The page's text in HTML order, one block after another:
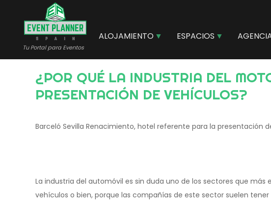
contenido
principal
Tu Portal para Eventos
ALOJAMIENTO ESPACIOS
¿POR QUÉ LA INDUSTRIA DEL MOTOR ELIGE BARCELÓ SEVILLA RENACIMIENTO PARA LA
PRESENTACIÓN DE VEHÍCULOS?
Barceló Sevilla Renacimiento, hotel referente para la presentación
La industria del automóvil es sin duda uno de los sectores que
vehículos o bien, porque las compañías de este sector suelen